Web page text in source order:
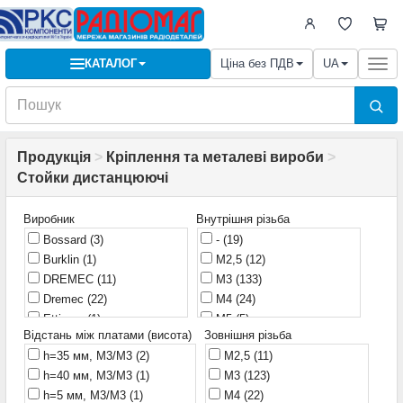
КАТАЛОГ Ціна без ПДВ UA
Продукція > Кріплення та металеві вироби >
Стойки дистанцюючі
Виробник
Bossard (3)
Burklin (1)
DREMEC (11)
Dremec (22)
Ettinger(1)
FIX&FASTEN(1)
Fix&Fasten(37)
Global Tone(23)
Harting(1)
Внутрішня різьба
- (19)
M2,5 (12)
M3 (133)
M4 (24)
M5(5)
M8(1)
Без різьби
Клейка основа
Відстань між платами (висота)
h=35 мм, M3/M3 (2)
h=40 мм, M3/M3 (1)
h=5 мм, M3/M3 (1)
Зовнішня різьба
M2,5 (11)
M3 (123)
M4 (22)